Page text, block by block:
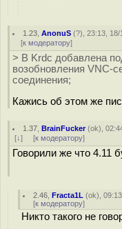
1.23 ,AnonuS (?), 23:13, 18/
[к модератору]
> В Krdc добавлена
возобновления VNC-
соединения;
Кажись об этом же
1.37 ,BrainFucker(ok),
[↓] [к модератору]
Говорили же что 4.11
2.46 ,Fracta1L (ok),
[к модератору]
Никто такого не